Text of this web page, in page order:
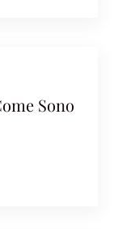
Sono
COME SONO